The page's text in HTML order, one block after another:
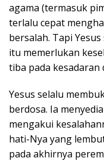
agama (termasuk
terlalu cepat
bersalah. Tapi
itu memerlukan
tiba pada kesadaran
Yesus selalu
berdosa. Ia
mengakui
hati-Nya yang
pada akhirnya